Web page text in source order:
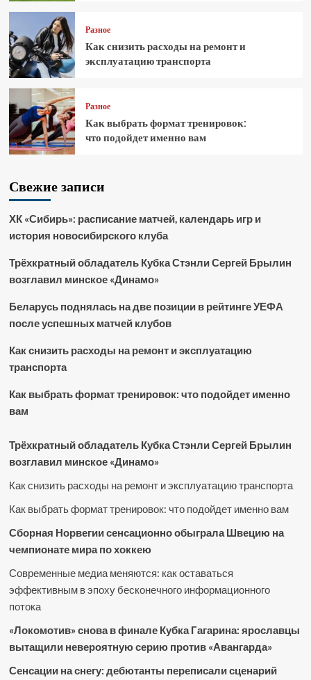
Разное
Как снизить расходы на ремонт и
эксплуатацию транспорта
Разное
Как выбрать формат тренировок:
что подойдет именно вам
Свежие записи
ХК «Сибирь»: расписание матчей, календарь игр и
история новосибирского клуба
Трёхкратный обладатель Кубка Стэнли Сергей Брылин
возглавил минское «Динамо»
Беларусь поднялась на две позиции в рейтинге УЕФА
после успешных матчей клубов
Как снизить расходы на ремонт и эксплуатацию
транспорта
Как выбрать формат тренировок: что подойдет именно
вам
Трёхкратный обладатель Кубка Стэнли Сергей Брылин
возглавил минское «Динамо»
Как снизить расходы на ремонт и эксплуатацию транспорта
Как выбрать формат тренировок: что подойдет именно вам
Сборная Норвегии сенсационно обыграла Швецию на
чемпионате мира по хоккею
Современные медиа меняются: как оставаться
эффективным в эпоху бесконечного информационного
потока
«Локомотив» снова в финале Кубка Гагарина: ярославцы
вытащили невероятную серию против «Авангарда»
Сенсации на снегу: дебютанты переписали сценарий